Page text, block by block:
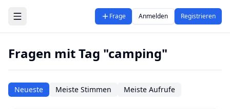
Zum Hauptinhalt springen
Frage Anmelden Registrieren
Fragen mit Tag "camping"
Neueste Meiste Stimmen Meiste Aufrufe